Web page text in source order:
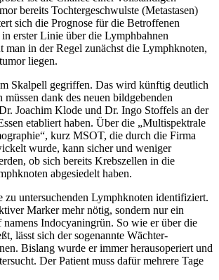
bereits Tochtergeschwulste (Metastasen)
sich die Prognose für die Betroffenen
erster Linie über die Lymphbahnen
man in der Regel zunächst die Lymphknoten,
liegen.
Skalpell gegriffen. Das wird künftig deutlich
dank des neuen bildgebenden
Joachim Klode und Dr. Ingo Stoffels an der
etabliert haben. Über die „Multispektrale
kurz MSOT, die durch die Firma
wurde, kann sicher und weniger
ob sich bereits Krebszellen in die
abgesiedelt haben.
zu untersuchenden Lymphknoten identifiziert.
Marker mehr nötig, sondern nur ein
namens Indocyaningrün. So wie er über die
lässt sich der sogenannte Wächter-
Bislang wurde er immer herausoperiert und
Der Patient muss dafür mehrere Tage